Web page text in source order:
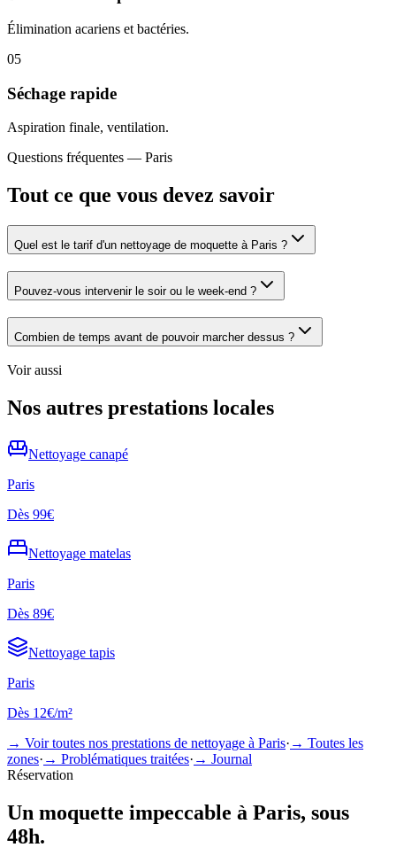
Élimination acariens et bactéries.
05
Séchage rapide
Aspiration finale, ventilation.
Questions fréquentes — Paris
Tout ce que vous devez savoir
Quel est le tarif d'un nettoyage de moquette à Paris ?
Pouvez-vous intervenir le soir ou le week-end ?
Combien de temps avant de pouvoir marcher dessus ?
Voir aussi
Nos autres prestations locales
Nettoyage canapé
Paris
Dès 99€
Nettoyage matelas
Paris
Dès 89€
Nettoyage tapis
Paris
Dès 12€/m²
→ Voir toutes nos prestations de nettoyage à Paris· → Toutes les
zones· → Problématiques traitées· → Journal
Réservation
Un moquette impeccable à Paris, sous
48h.